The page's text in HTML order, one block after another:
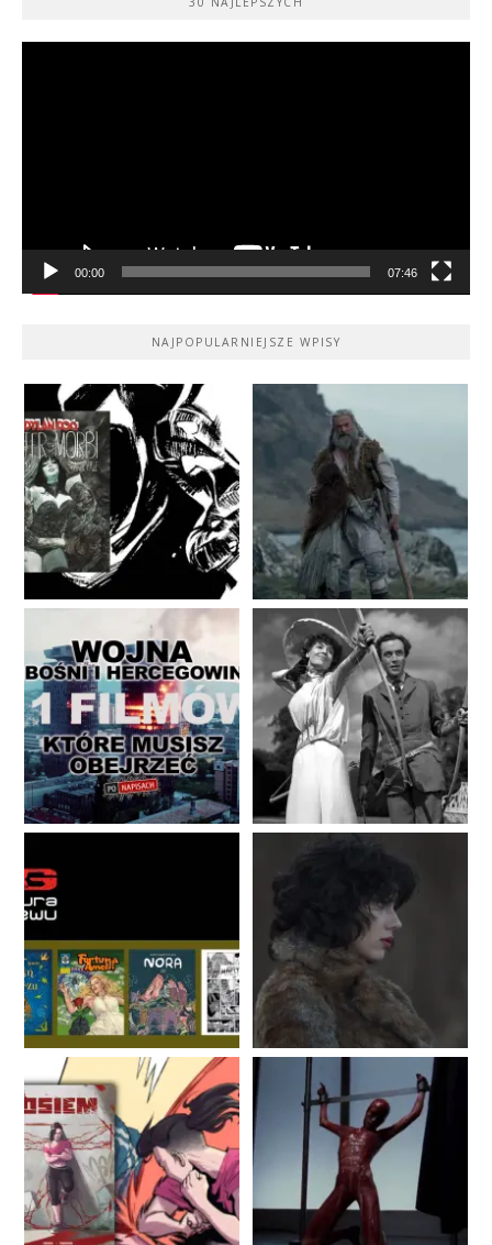
00:00 07:46
NAJPOPULARNIEJSZE WPISY